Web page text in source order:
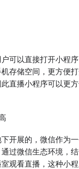
以直接打开小程序
存储空间，更方便
直播小程序可以更
展的，微信作为
过微信生态环境，
观看直播，这种小